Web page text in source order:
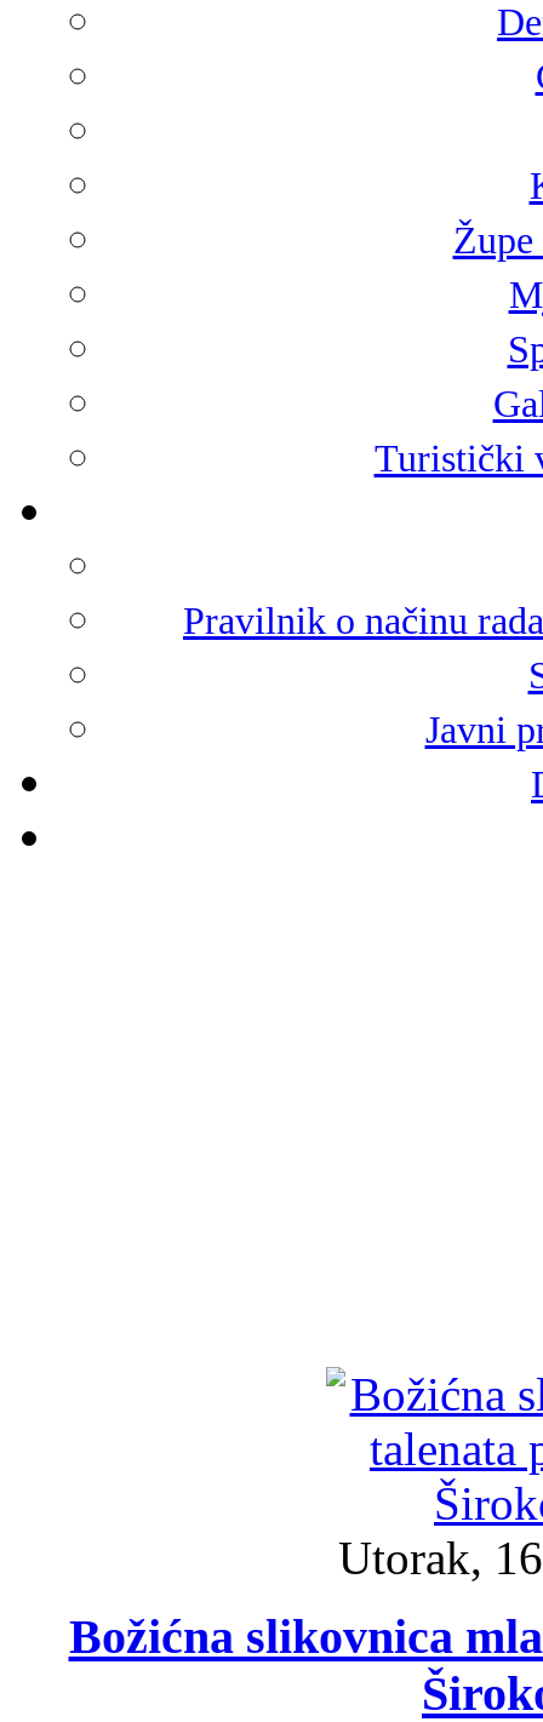
Turistički
Pravilnik o načinu
Javni
Utorak,
Božićna slikovnica